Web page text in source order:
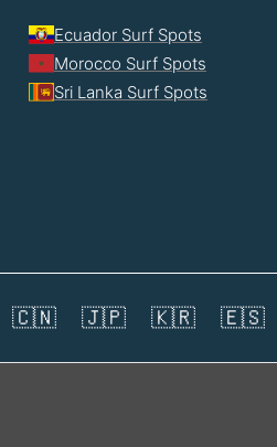
Ecuador Surf Spots
Morocco Surf Spots
Sri Lanka Surf Spots
🇨🇳 🇯🇵 🇰🇷 🇪🇸